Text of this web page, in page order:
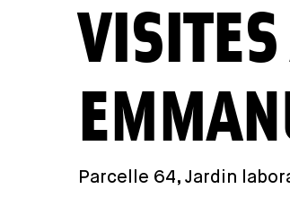
VISITES
Parcelle 64, Jardin